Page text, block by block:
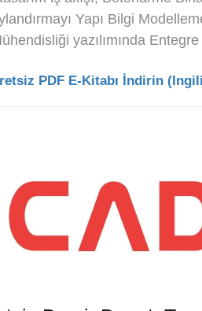
Yapı Bilgi
yazılımında
PDF E-Kitabı İndirin